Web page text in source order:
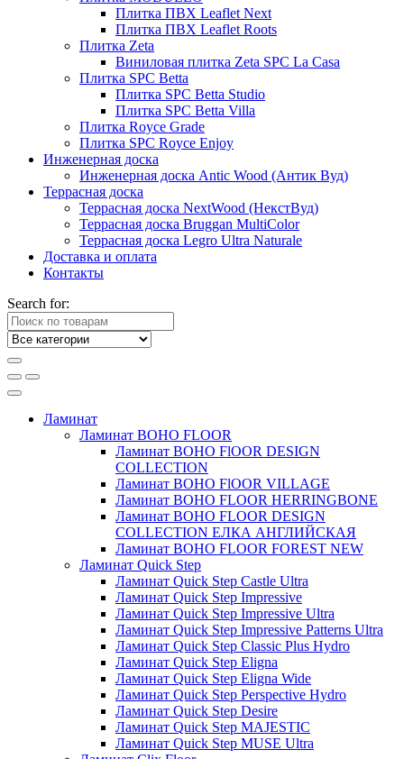
Плитка ПВХ Leaflet Next
Плитка ПВХ Leaflet Roots
Плитка Zeta
Виниловая плитка Zeta SPC La Casa
Плитка SPC Betta
Плитка SPC Betta Studio
Плитка SPC Betta Villa
Плитка Royce Grade
Плитка SPC Royce Enjoy
Инженерная доска
Инженерная доска Antic Wood (Антик Вуд)
Террасная доска
Террасная доска NextWood (НекстВуд)
Террасная доска Bruggan MultiColor
Террасная доска Legro Ultra Naturale
Доставка и оплата
Контакты
Search for:
Ламинат
Ламинат BOHO FLOOR
Ламинат BOHO FlOOR DESIGN
COLLECTION
Ламинат BOHO FlOOR VILLAGE
Ламинат BOHO FLOOR HERRINGBONE
Ламинат BOHO FLOOR DESIGN
COLLECTION ЕЛКА АНГЛИЙСКАЯ
Ламинат BOHO FLOOR FOREST NEW
Ламинат Quick Step
Ламинат Quick Step Castle Ultra
Ламинат Quick Step Impressive
Ламинат Quick Step Impressive Ultra
Ламинат Quick Step Impressive Patterns Ultra
Ламинат Quick Step Classic Plus Hydro
Ламинат Quick Step Eligna
Ламинат Quick Step Eligna Wide
Ламинат Quick Step Perspective Hydro
Ламинат Quick Step Desire
Ламинат Quick Step MAJESTIC
Ламинат Quick Step MUSE Ultra